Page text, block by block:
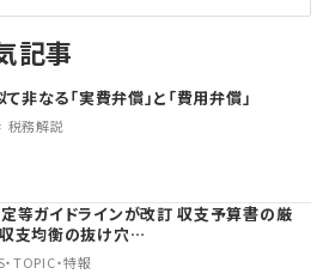
記事
て非なる「実費弁償」と「費用弁償」
税務解説
等ガイドラインが改訂 収支予算書の厳
支均衡の抜け穴…
・TOPIC・特報